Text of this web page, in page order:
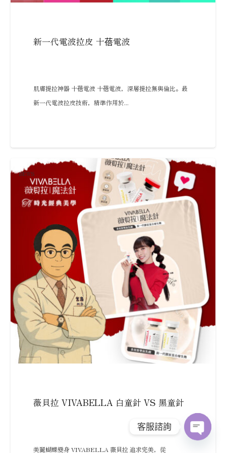
新一代電波拉皮 十蓓電波
肌膚提拉神器 十蓓電波 十蓓電波，深層提拉無與倫比。最
新一代電波拉皮技術，精準作用於...
NEWS
薇貝拉 VIVABELLA 白童針 VS 黑童針
美麗蝴蝶變身 VIVABELLA 薇貝拉 追求完美，從
客服諮詢